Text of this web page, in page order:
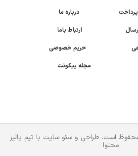
درباره ما
ارتباط باما
حریم خصوصی
مجله پیکونت
است. طراحی و سئو سایت با تیم پالیز
محتوا